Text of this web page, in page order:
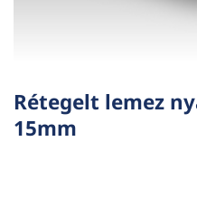
Rétegelt lemez
15mm